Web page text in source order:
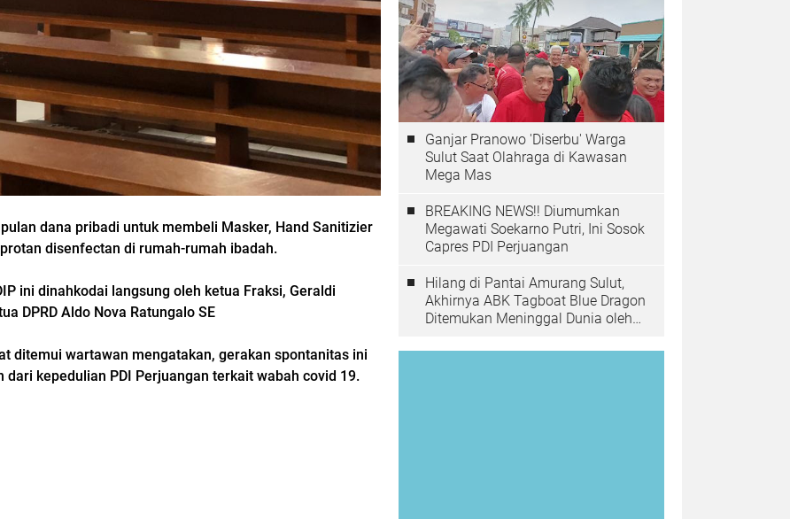
dana pribadi untuk membeli Masker, Hand Sanitizier
disenfectan di rumah-rumah ibadah.
ini dinahkodai langsung oleh ketua Fraksi, Geraldi
DPRD Aldo Nova Ratungalo SE
ditemui wartawan mengatakan, gerakan spontanitas ini
dari kepedulian PDI Perjuangan terkait wabah covid 19.
Ganjar Pranowo 'Diserbu' Warga
Sulut Saat Olahraga di Kawasan
Mega Mas
BREAKING NEWS!! Diumumkan
Megawati Soekarno Putri, Ini Sosok
Capres PDI Perjuangan
Hilang di Pantai Amurang Sulut,
Akhirnya ABK Tagboat Blue Dragon
Ditemukan Meninggal Dunia oleh